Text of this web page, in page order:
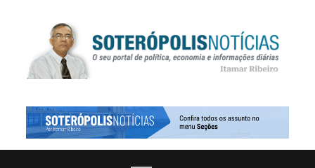
SOTERÓPOLIS NOTÍCIAS
PORTAL DE NOTÍCIAS DE SALVADOR E